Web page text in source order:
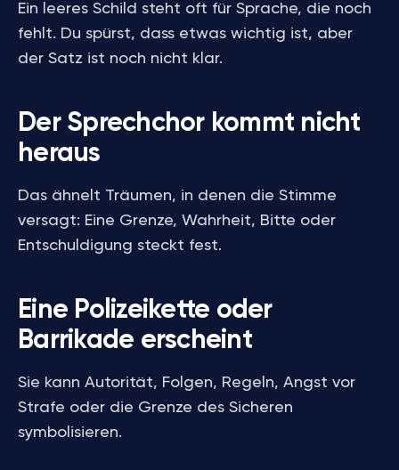
Ein leeres Schild steht oft für Sprache, die noch
fehlt. Du spürst, dass etwas wichtig ist, aber
der Satz ist noch nicht klar.
Der Sprechchor kommt nicht
heraus
Das ähnelt Träumen, in denen die Stimme
versagt: Eine Grenze, Wahrheit, Bitte oder
Entschuldigung steckt fest.
Eine Polizeikette oder
Barrikade erscheint
Sie kann Autorität, Folgen, Regeln, Angst vor
Strafe oder die Grenze des Sicheren
symbolisieren.